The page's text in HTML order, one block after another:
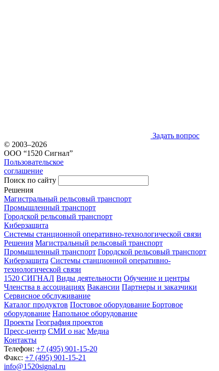
Задать вопрос
© 2003–2026
ООО “1520 Сигнал”
Пользовательское
соглашение
Поиск по сайту
Решения
Магистральный рельсовый транспорт
Промышленный транспорт
Городской рельсовый транспорт
Киберзащита
Системы станционной оперативно-технологической связи
Решения Магистральный рельсовый транспорт
Промышленный транспорт Городской рельсовый транспорт
Киберзащита Системы станционной оперативно-
технологической связи
1520 СИГНАЛ Виды деятельности Обучение и центры
Членства в ассоциациях Вакансии Партнеры и заказчики
Сервисное обслуживание
Каталог продуктов Постовое оборудование Бортовое
оборудование Напольное оборудование
Проекты География проектов
Пресс-центр СМИ о нас Медиа
Контакты
Телефон: +7 (495) 901-15-20
Факс: +7 (495) 901-15-21
info@1520signal.ru